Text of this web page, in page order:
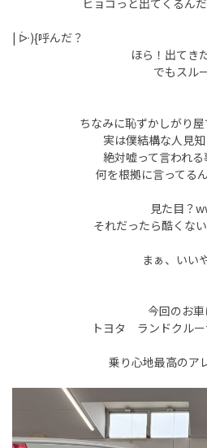
ヒョコっと出てくるん
| ᐕ){呼んだ？
ほら！出てき
でもスル
ちなみに恥ずかしがり
実は僕結構な人見知
絶対嘘って言われ
何を根拠に言ってる
見た目？
それだったら酷くな
まぁ、いいや
今回のお
トヨタ ランドクルー
乗り心地最高のア